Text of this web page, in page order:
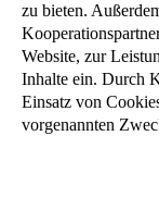
zu bieten.
Website, zur
Inhalte ein. Durch
Einsatz von
vorgenannten